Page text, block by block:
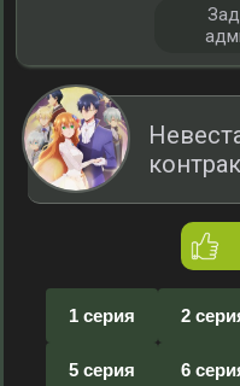
1 серия 2
5 серия 6